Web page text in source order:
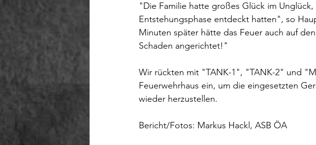
"Die Familie hatte großes Glück im
Entstehungsphase entdeckt hatten", so
Minuten später hätte das Feuer auch auf
Schaden angerichtet!"
Wir rückten mit "TANK-1", "TANK-2" und
Feuerwehrhaus ein, um die eingesetzten
wieder herzustellen.
Bericht/Fotos: Markus Hackl, ASB ÖA